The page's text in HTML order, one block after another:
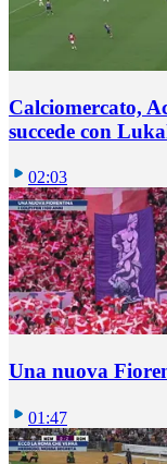
Calciomercato,
succede con
02:03
Una nuova
01:47